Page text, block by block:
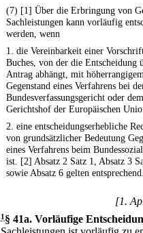
(7) [1] Über die Erbringung von
Sachleistungen kann vorläufig
werden, wenn
1. die Vereinbarkeit einer
Buches, von der die Entscheidung
Antrag abhängt, mit
Gegenstand eines Verfahrens bei
Bundesverfassungsgericht oder dem
Gerichtshof der Europäischen
2. eine entscheidungserhebliche
von grundsätzlicher Bedeutung
eines Verfahrens beim
ist. [2] Absatz 2 Satz 1, Absatz 3
sowie Absatz 6 gelten entsprechend.
[1.
1§ 41a. Vorläufige